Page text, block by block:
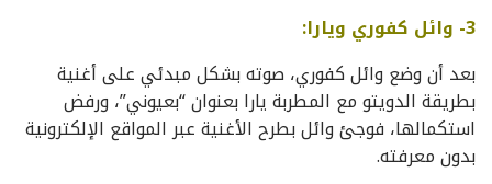
3- وائل كفوري ويارا:
بعد أن وضع وائل كفوري، صوته بشكل مبدئي على أغنية
بطريقة الدويتو مع المطربة يارا بعنوان “بعيوني”، ورفض
استكمالها، فوجئ وائل بطرح الأغنية عبر المواقع الإلكترونية
بدون معرفته.